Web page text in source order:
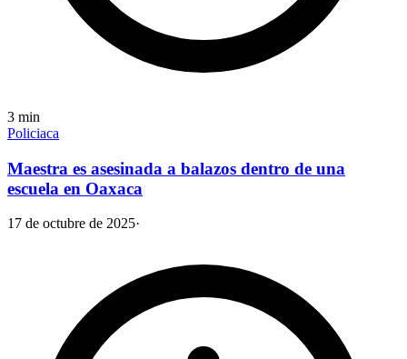
3 min
Policiaca
Maestra es asesinada a balazos dentro de una
escuela en Oaxaca
17 de octubre de 2025·